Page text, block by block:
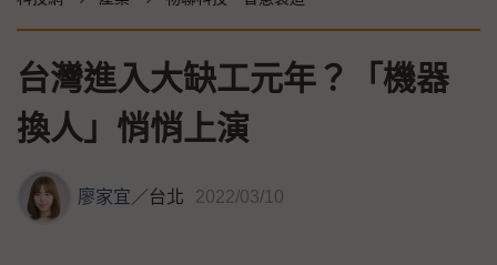
台灣進入大缺工元年？「機器
換人」悄悄上演
廖家宜／台北 2022/03/10